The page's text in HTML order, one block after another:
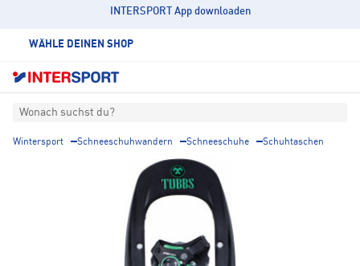
INTERSPORT App downloaden
WÄHLE DEINEN SHOP
Wonach suchst du?
Wintersport Schneeschuhwandern Schneeschuhe Schuhtaschen